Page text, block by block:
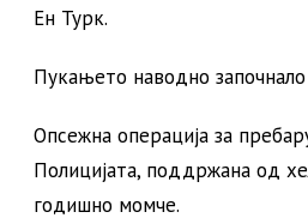
Ен Турк.
Пукањето наводно
Опсежна операција за
Полицијата, поддржана од
годишно момче.